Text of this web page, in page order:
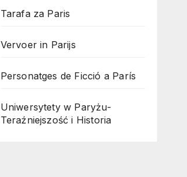
Tarafa za Paris
Vervoer in Parijs
Personatges de Ficció a París
Uniwersytety w Paryżu-
Teraźniejszość i Historia